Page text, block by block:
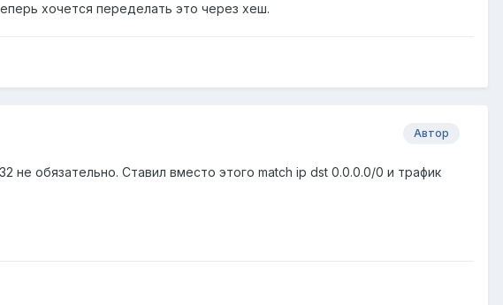
хочется переделать это через хеш.
Автор
не обязательно. Ставил вместо этого match ip dst 0.0.0.0/0 и трафик